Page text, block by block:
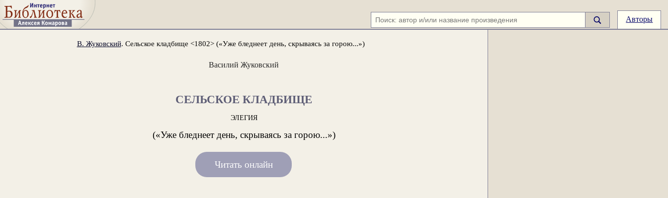
Авторы
В. Жуковский. Сельское кладбище <1802> («Уже бледнеет день, скрываясь за горою...»)
Василий Жуковский
СЕЛЬСКОЕ КЛАДБИЩЕ
ЭЛЕГИЯ
(«Уже бледнеет день, скрываясь за горою...»)
Читать онлайн